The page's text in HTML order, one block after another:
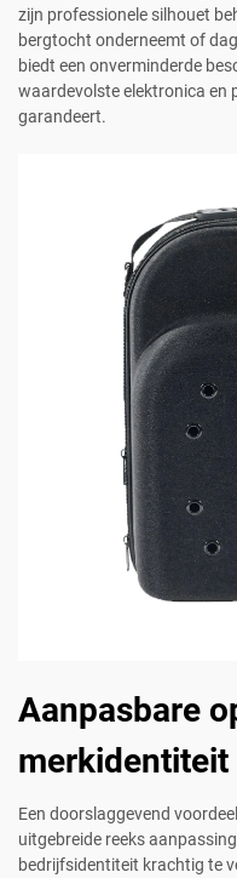
zijn professionele silhouet
bergtocht onderneemt of
biedt een onverminderde
waardevolste elektronica en
garandeert.
Aanpasbare
merkidentiteit
Een doorslaggevend
uitgebreide reeks
bedrijfsidentiteit krachtig te